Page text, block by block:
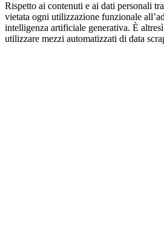
Rispetto ai contenuti e ai dati personali
vietata ogni utilizzazione funzionale
intelligenza artificiale generativa. È
utilizzare mezzi automatizzati di data